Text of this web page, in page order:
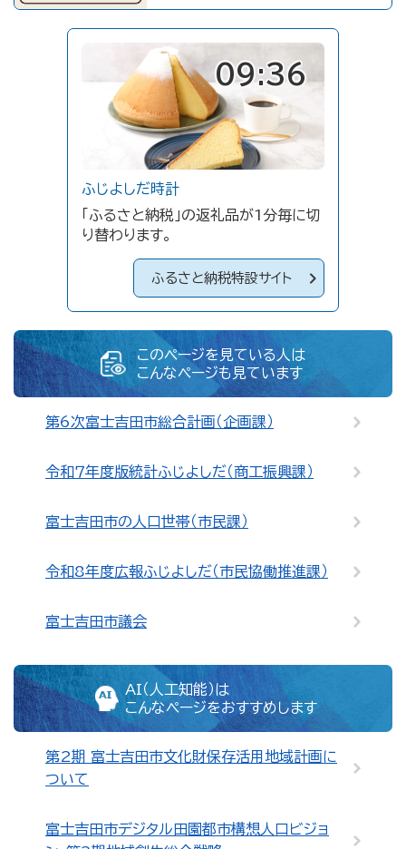
09:36
ふじよしだ時計
「ふるさと納税」の返礼品が1分毎に切
り替わります。
ふるさと納税特設サイト
このページを見ている人は
こんなページも見ています
第6次富士吉田市総合計画（企画課）
令和７年度版統計ふじよしだ（商工振興課）
富士吉田市の人口世帯（市民課）
令和8年度広報ふじよしだ（市民協働推進課）
富士吉田市議会
AI（人工知能）は
こんなページをおすすめします
第2期 富士吉田市文化財保存活用地域計画に
ついて
富士吉田市デジタル田園都市構想人口ビジョ